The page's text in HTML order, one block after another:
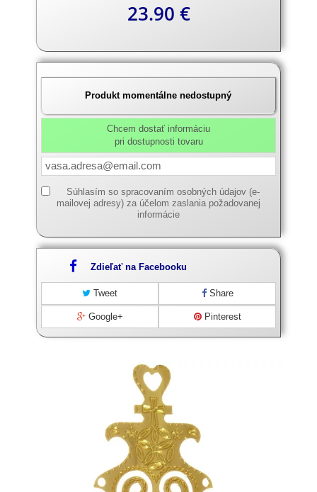
23.90 €
Produkt momentálne nedostupný
Chcem dostať informáciu
pri dostupnosti tovaru
Súhlasím so spracovaním osobných údajov (e-
mailovej adresy) za účelom zaslania požadovanej
informácie
Zdieľať na Facebooku
Tweet Share
Google+ Pinterest